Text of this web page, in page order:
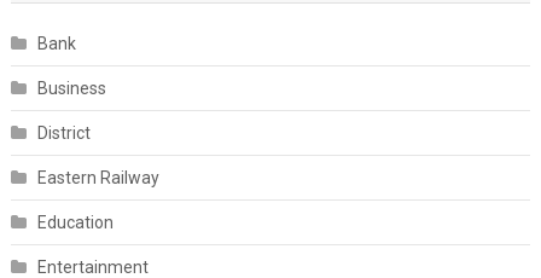
Bank
Business
District
Eastern Railway
Education
Entertainment